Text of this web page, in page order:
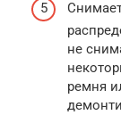
не
ремня